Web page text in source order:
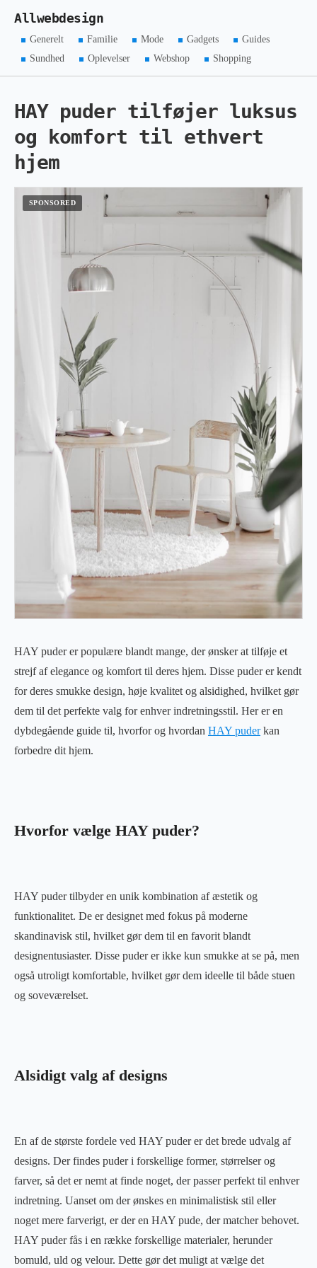
Allwebdesign
Generelt Familie Mode Gadgets
Guides
Sundhed
Oplevelser Webshop Shopping
HAY puder tilføjer luksus
og komfort til ethvert
hjem
HAY puder er populære blandt mange, der ønsker at tilføje et
strejf af elegance og komfort til deres hjem. Disse puder er kendt
for deres smukke design, høje kvalitet og alsidighed, hvilket gør
dem til det perfekte valg for enhver indretningsstil. Her er en
dybdegående guide til, hvorfor og hvordan HAY puderkan
forbedre dit hjem.
Hvorfor vælge HAY puder?
HAY puder tilbyder en unik kombination af æstetik og
funktionalitet. De er designet med fokus på moderne
skandinavisk stil, hvilket gør dem til en favorit blandt
designentusiaster. Disse puder er ikke kun smukke at se på, men
også utroligt komfortable, hvilket gør dem ideelle til både stuen
og soveværelset.
Alsidigt valg af designs
En af de største fordele ved HAY puder er det brede udvalg af
designs. Der findes puder i forskellige former, størrelser og
farver, så det er nemt at finde noget, der passer perfekt til enhver
indretning. Uanset om der ønskes en minimalistisk stil eller
noget mere farverigt, er der en HAY pude, der matcher behovet.
HAY puder fås i en række forskellige materialer, herunder
bomuld, uld og velour. Dette gør det muligt at vælge det